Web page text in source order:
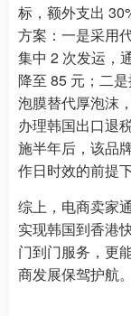
标，额外支出
方案：一是采用
集中 2 次发运，
降至 85 元；二
泡膜替代厚泡沫
办理韩国出口退
施半年后，该品
作日时效的前提
综上，电商卖家
实现韩国到香港
门到门服务，更
商发展保驾护航。